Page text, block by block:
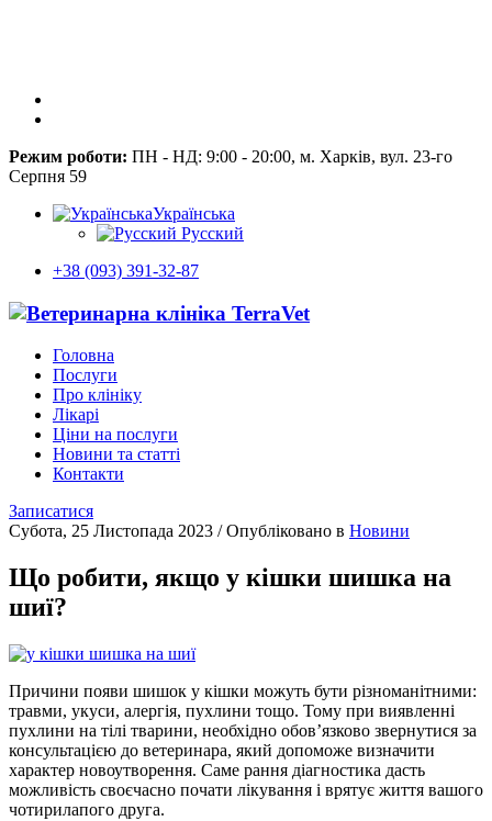
Режим роботи: ПН - НД: 9:00 - 20:00, м. Харків, вул. 23-го
Серпня 59
Українська
Русский
+38 (093) 391-32-87
Головна
Послуги
Про клініку
Лікарі
Ціни на послуги
Новини та статті
Контакти
Записатися
Субота, 25 Листопада 2023 /Опубліковано в Новини
Що робити, якщо у кішки шишка на
шиї?
Причини появи шишок у кішки можуть бути різноманітними:
травми, укуси, алергія, пухлини тощо. Тому при виявленні
пухлини на тілі тварини, необхідно обов’язково звернутися за
консультацією до ветеринара, який допоможе визначити
характер новоутворення. Саме рання діагностика дасть
можливість своєчасно почати лікування і врятує життя вашого
чотирилапого друга.